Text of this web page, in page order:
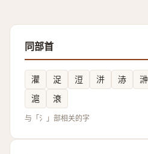
同部首
灈 浞 浢 洴 浾 㴢
滬
滖
与「氵」部相关的字